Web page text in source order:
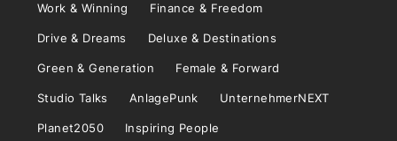
Work & Winning Finance & Freedom
Drive & Dreams Deluxe & Destinations
Green & Generation Female & Forward
Studio Talks AnlagePunk UnternehmerNEXT
Planet2050 Inspiring People